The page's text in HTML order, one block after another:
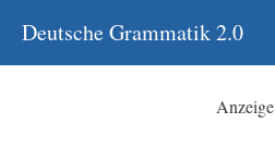
Inhalt
springen
Deutsche Grammatik 2.0
Anzeige